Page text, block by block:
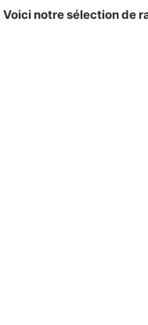
Voici notre sélection de